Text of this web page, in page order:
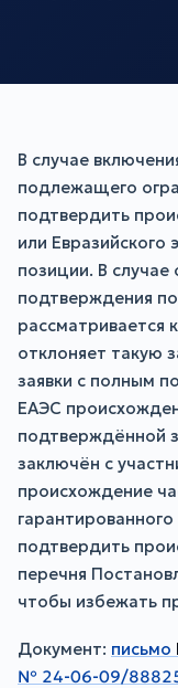
В случае
подлежащего
подтвердить
или
позиции. В случае
подтверждения
рассматривается
отклоняет такую
заявки с полным
ЕАЭС
подтверждённой
заключён с
происхождение
подтвердить
перечня
чтобы избежать
Документ: письмо
№ 24-06-09/